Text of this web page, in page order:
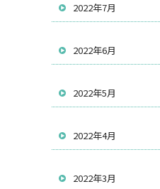
2022年7月
2022年6月
2022年5月
2022年4月
2022年3月